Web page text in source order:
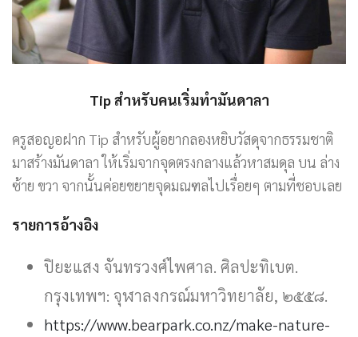
Tip สำหรับคนเริ่มทำมันดาลา
ครูสอญอฝาก Tip สำหรับผู้อยากลองหยิบวัสดุจากธรรมชาติ
มาสร้างมันดาลา ให้เริ่มจากจุดตรงกลางแล้วหาสมดุล บน ล่าง
ซ้าย ขวา จากนั้นค่อยขยายจุดมณฑลไปเรื่อยๆ ตามที่ชอบเลย
รายการอ้างอิง
ปิยะแสง จันทรวงศ์ไพศาล. ศิลปะทิเบต.
กรุงเทพฯ: จุฬาลงกรณ์มหาวิทยาลัย, ๒๕๕๘.
https://www.bearpark.co.nz/make-nature-